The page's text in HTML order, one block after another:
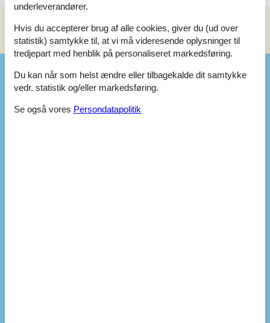
Se nabo emner Se solens gang om emnet 😎
Faciliteter
Bad
underleverandører.
Hvis du accepterer brug af alle cookies, giver du (ud over
statistik) samtykke til, at vi må videresende oplysninger til
tredjepart med henblik på personaliseret markedsføring.
Du kan når som helst ændre eller tilbagekalde dit samtykke
vedr. statistik og/eller markedsføring.
Se også vores Persondatapolitik